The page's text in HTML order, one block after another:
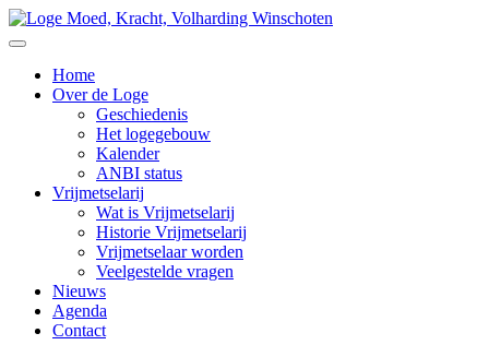
Home
Over de Loge
Geschiedenis
Het logegebouw
Kalender
ANBI status
Vrijmetselarij
Wat is Vrijmetselarij
Historie Vrijmetselarij
Vrijmetselaar worden
Veelgestelde vragen
Nieuws
Agenda
Contact